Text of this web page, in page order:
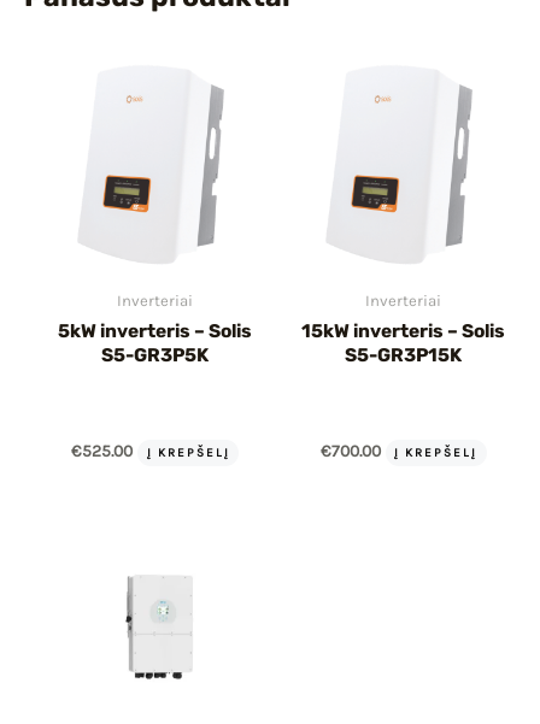
Inverteriai
5kW inverteris – Solis
S5-GR3P5K
€525.00 Į KREPŠELĮ
Inverteriai
15kW inverteris – Solis
S5-GR3P15K
€700.00 Į KREPŠELĮ